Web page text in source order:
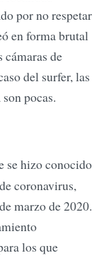
por no respetar
en forma brutal
de
del surfer, las
pocas.
se hizo conocido
coronavirus,
marzo de 2020.
los que